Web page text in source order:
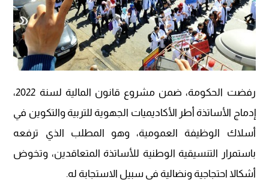
رفضت الحكومة، ضمن مشروع قانون المالية لسنة 2022،
إدماج الأساتذة أطر الأكاديميات الجهوية للتربية والتكوين في
أسلاك الوظيفة العمومية، وهو المطلب الذي ترفعه
باستمرار التنسيقية الوطنية للأساتذة المتعاقدين، وتخوض
أشكالا احتجاجية ونضالية في سبيل الاستجابة له.